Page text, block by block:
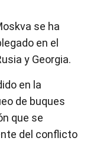
se ha
en el
y Georgia.
en la
de buques
que se
del conflicto